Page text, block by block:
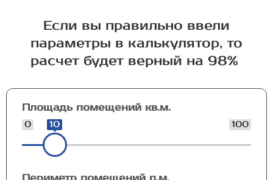
Если вы правильно ввели
параметры в калькулятор, то
расчет будет верный на 98%
Площадь помещений кв.м.
0 100
10